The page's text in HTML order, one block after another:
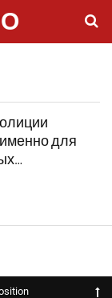
для